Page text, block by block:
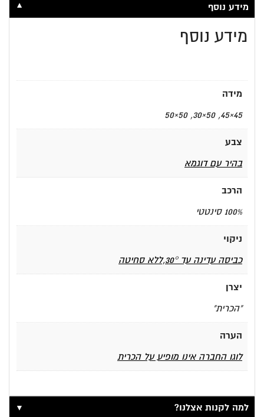
מידע נוסף ▼
מידע נוסף
מידה
45×45, 50×30, 50×50
צבע
בהיר עם דוגמא
הרכב
100% סינטטי
ניקוי
כביסה עדינה עד 30°,ללא סחיטה
יצרן
"הכרית"
הערה
לוגו החברה אינו מופיע על הכרית
למה לקנות אצלנו? ▼